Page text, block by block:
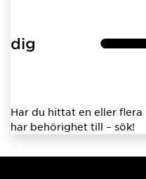
dig
Har du hittat en eller
har behörighet till – sök!